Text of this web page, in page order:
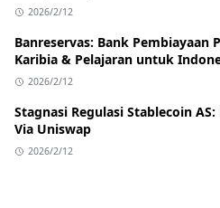
2026/2/12
Banreservas: Bank Pembiayaan
Karibia & Pelajaran untuk
2026/2/12
Stagnasi Regulasi Stablecoin
Via Uniswap
2026/2/12